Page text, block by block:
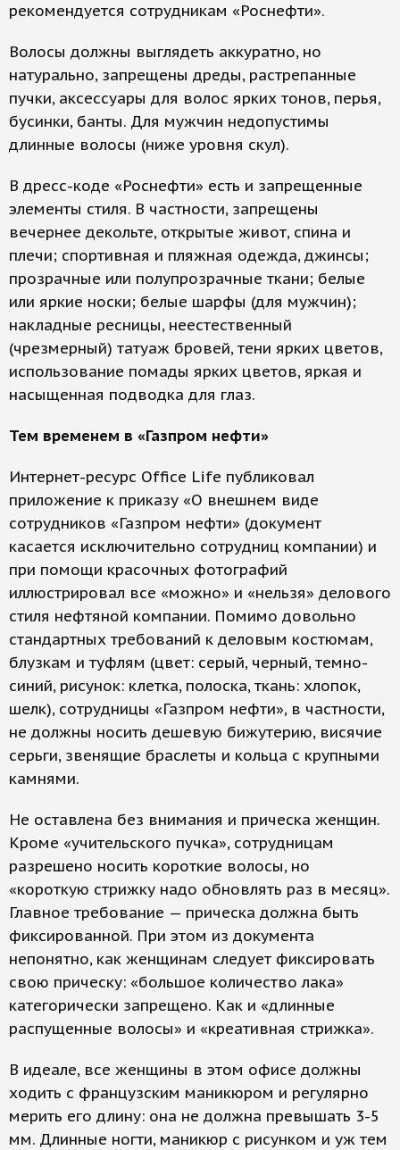
рекомендуется сотрудникам «Роснефти».
Волосы должны выглядеть аккуратно, но
натурально, запрещены дреды, растрепанные
пучки, аксессуары для волос ярких тонов, перья,
бусинки, банты. Для мужчин недопустимы
длинные волосы (ниже уровня скул).
В дресс-коде «Роснефти» есть и запрещенные
элементы стиля. В частности, запрещены
вечернее декольте, открытые живот, спина и
плечи; спортивная и пляжная одежда, джинсы;
прозрачные или полупрозрачные ткани; белые
или яркие носки; белые шарфы (для мужчин);
накладные ресницы, неестественный
(чрезмерный) татуаж бровей, тени ярких цветов,
использование помады ярких цветов, яркая и
насыщенная подводка для глаз.
Тем временем в «Газпром нефти»
Интернет-ресурс Office Life публиковал
приложение к приказу «О внешнем виде
сотрудников «Газпром нефти» (документ
касается исключительно сотрудниц компании) и
при помощи красочных фотографий
иллюстрировал все «можно» и «нельзя» делового
стиля нефтяной компании. Помимо довольно
стандартных требований к деловым костюмам,
блузкам и туфлям (цвет: серый, черный, темно-
синий, рисунок: клетка, полоска, ткань: хлопок,
шелк), сотрудницы «Газпром нефти», в частности,
не должны носить дешевую бижутерию, висячие
серьги, звенящие браслеты и кольца с крупными
камнями.
Не оставлена без внимания и прическа женщин.
Кроме «учительского пучка», сотрудницам
разрешено носить короткие волосы, но
«короткую стрижку надо обновлять раз в месяц».
Главное требование — прическа должна быть
фиксированной. При этом из документа
непонятно, как женщинам следует фиксировать
свою прическу: «большое количество лака»
категорически запрещено. Как и «длинные
распущенные волосы» и «креативная стрижка».
В идеале, все женщины в этом офисе должны
ходить с французским маникюром и регулярно
мерить его длину: она не должна превышать 3-5
мм. Длинные ногти, маникюр с рисунком и уж тем